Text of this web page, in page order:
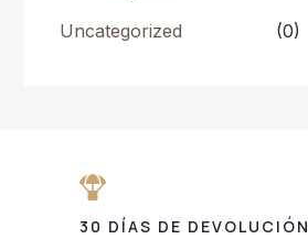
Uncategorized
(0)
30 DÍAS DE DEVOLUCIÓN